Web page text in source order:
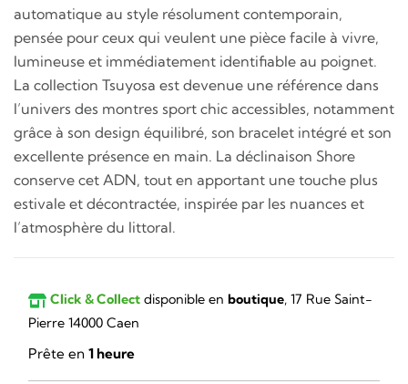
automatique au style résolument contemporain,
pensée pour ceux qui veulent une pièce facile à vivre,
lumineuse et immédiatement identifiable au poignet.
La collection Tsuyosa est devenue une référence dans
l’univers des montres sport chic accessibles, notamment
grâce à son design équilibré, son bracelet intégré et son
excellente présence en main. La déclinaison Shore
conserve cet ADN, tout en apportant une touche plus
estivale et décontractée, inspirée par les nuances et
l’atmosphère du littoral.
Click & Collect disponible en boutique, 17 Rue Saint-
Pierre 14000 Caen
Prête en 1 heure